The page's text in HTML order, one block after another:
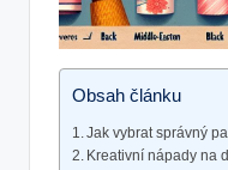
Obsah článku
Jak vybrat správný
Kreativní nápady na